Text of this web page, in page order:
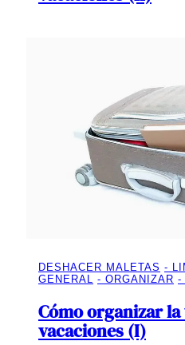
DESHACER MALETAS
GENERAL
ORGANIZAR
Cómo organizar
vacaciones (I)